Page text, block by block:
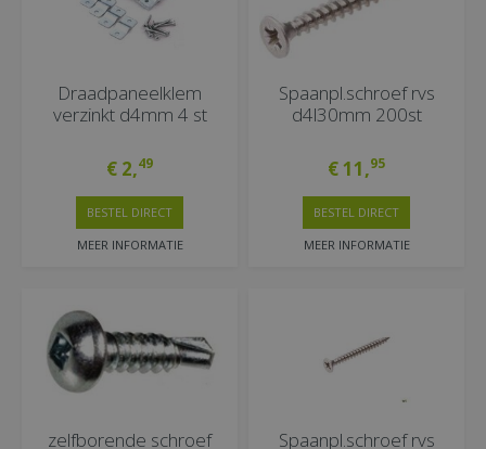
Draadpaneelklem
verzinkt d4mm 4 st
€ 2,49
MEER INFORMATIE
BESTEL DIRECT
Spaanpl.schroef rvs
d4l30mm 200st
€11,95
MEER INFORMATIE
BESTEL DIRECT
zelfborende schroef
Spaanpl.schroef rvs